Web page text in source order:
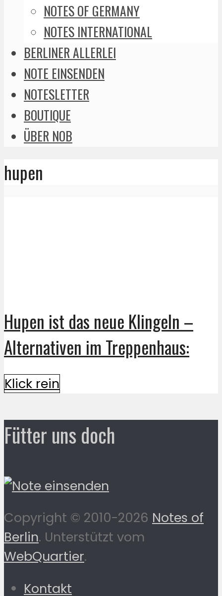
NOTES OF GERMANY
NOTES INTERNATIONAL
BERLINER ALLERLEI
NOTE EINSENDEN
NOTESLETTER
BOUTIQUE
ÜBER NOB
hupen
Hupen ist das neue Klingeln –
Alternativen im Treppenhaus:
Klick rein
Fütter uns doch
Copyright © 2010-2026 Notes of
Berlin. Unterstützt vom
WebQuartier.
Kontakt